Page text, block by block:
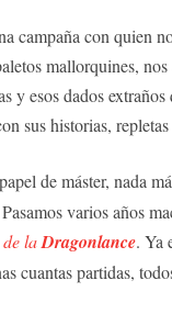
campaña con quien
mallorquines,
y esos dados
sus historias,
de máster, nada
varios años
laDragonlance. Ya
cuantas partidas,